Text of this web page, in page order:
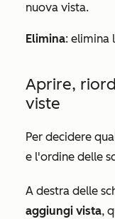
nuova vista.
Elimina: elimina
Aprire,
viste
Per decidere
e l'ordine delle
A destra delle
aggiungi vista,